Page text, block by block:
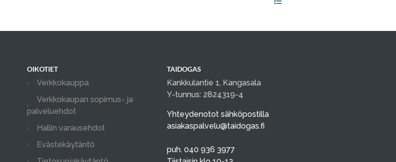
OIKOTIET
Verkkokauppa
Verkkokaupan sopimus- ja
palveluehdot
Hallin varausehdot
Evästekäytäntö
TAIDOGAS
Kankkulantie 1, Kangasala
Y-tunnus: 2824319-4
Yhteydenotot sähköpostilla
asiakaspalvelu@taidogas.fi
puh. 040 936 3977